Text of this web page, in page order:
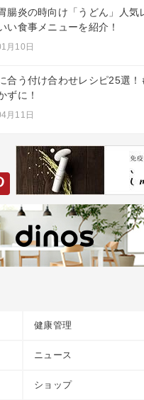
腸炎の時向け「うどん」人気
い食事メニューを紹介！
月10日
合う付け合わせレシピ25選！
ずに！
月11日
健康管理
ニュース
ショップ